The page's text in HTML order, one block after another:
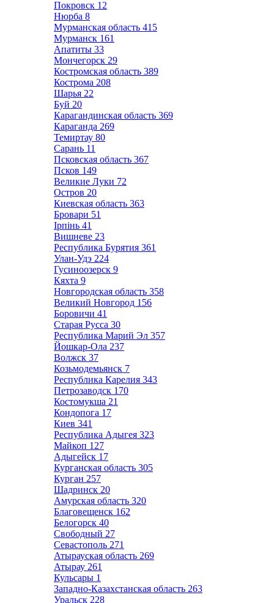
Покровск 12
Нюрба 8
Мурманская область 415
Мурманск 161
Апатиты 33
Мончегорск 29
Костромская область 389
Кострома 208
Шарья 22
Буй 20
Карагандинская область 369
Караганда 269
Темиртау 80
Сарань 11
Псковская область 367
Псков 149
Великие Луки 72
Остров 20
Киевская область 363
Бровари 51
Ірпінь 41
Вишневе 23
Республика Бурятия 361
Улан-Удэ 224
Гусиноозерск 9
Кяхта 9
Новгородская область 358
Великий Новгород 156
Боровичи 41
Старая Русса 30
Республика Марий Эл 357
Йошкар-Ола 237
Волжск 37
Козьмодемьянск 7
Республика Карелия 343
Петрозаводск 170
Костомукша 21
Кондопога 17
Киев 341
Республика Адыгея 323
Майкоп 127
Адыгейск 17
Курганская область 305
Курган 257
Шадринск 20
Амурская область 320
Благовещенск 162
Белогорск 40
Свободный 27
Севастополь 271
Атырауская область 269
Атырау 261
Кульсары 1
Западно-Казахстанская область 263
Уральск 228